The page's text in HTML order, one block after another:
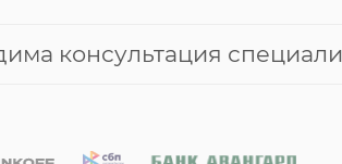
консультация